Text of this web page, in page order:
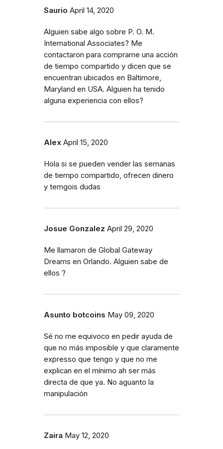
Saurio April 14, 2020
Alguien sabe algo sobre P. O. M.
International Associates? Me
contactaron para comprame una acción
de tiempo compartido y dicen que se
encuentran ubicados en Baltimore,
Maryland en USA. Alguien ha tenido
alguna experiencia con ellos?
Alex April 15, 2020
Hola si se pueden vender las semanas
de tiempo compartido, ofrecen dinero
y temgois dudas
Josue Gonzalez April 29, 2020
Me llamaron de Global Gateway
Dreams en Orlando. Alguien sabe de
ellos ?
Asunto botcoins May 09, 2020
Sé no me equivoco en pedir ayuda de
que no más imposible y que claramente
expresso que tengo y que no me
explican en el mínimo ah ser más
directa de que ya. No aguanto la
manipulación
Zaira May 12, 2020